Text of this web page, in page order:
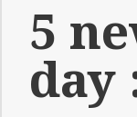
5
day